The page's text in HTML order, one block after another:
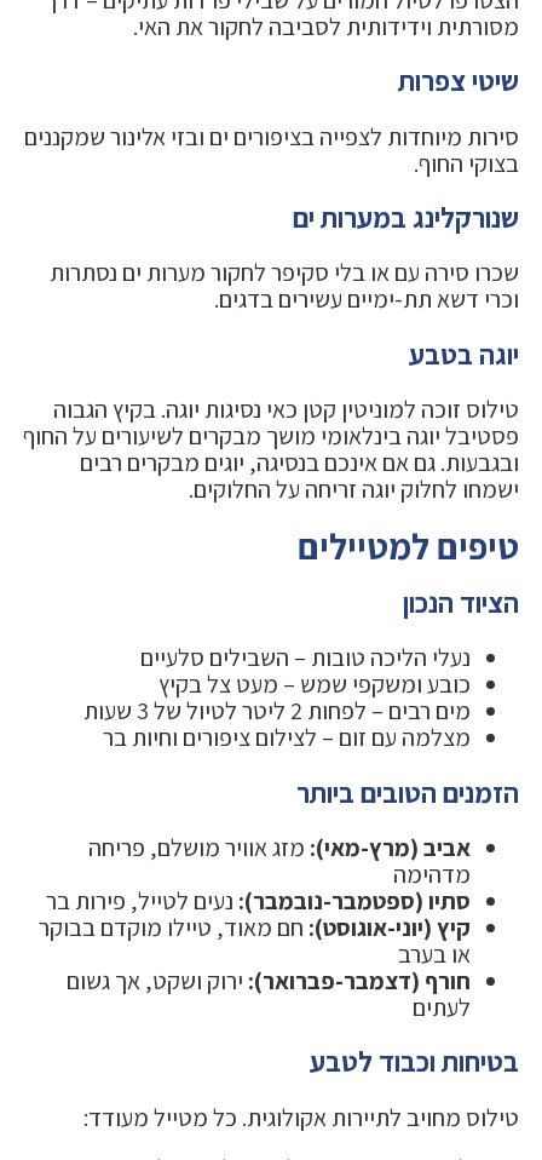
מסורתית וידידותית לסביבה לחקור את האי.
שיטי צפרות
סירות מיוחדות לצפייה בציפורים ים ובזי אלינור שמקננים
בצוקי החוף.
שנורקלינג במערות ים
שכרו סירה עם או בלי סקיפר לחקור מערות ים נסתרות
וכרי דשא תת-ימיים עשירים בדגים.
יוגה בטבע
טילוס זוכה למוניטין קטן כאי נסיגות יוגה. בקיץ הגבוה
פסטיבל יוגה בינלאומי מושך מבקרים לשיעורים על החוף
ובגבעות. גם אם אינכם בנסיגה, יוגים מבקרים רבים
ישמחו לחלוק יוגה זריחה על החלוקים.
טיפים למטיילים
הציוד הנכון
נעלי הליכה טובות – השבילים סלעיים
כובע ומשקפי שמש – מעט צל בקיץ
מים רבים – לפחות 2 ליטר לטיול של 3 שעות
מצלמה עם זום – לצילום ציפורים וחיות בר
הזמנים הטובים ביותר
אביב (מרץ-מאי): מזג אוויר מושלם, פריחה
מדהימה
סתיו (ספטמבר-נובמבר): נעים לטייל, פירות בר
קיץ (יוני-אוגוסט): חם מאוד, טיילו מוקדם בבוקר
או בערב
חורף (דצמבר-פברואר): ירוק ושקט, אך גשום
לעתים
בטיחות וכבוד לטבע
טילוס מחויב לתיירות אקולוגית. כל מטייל מעודד: